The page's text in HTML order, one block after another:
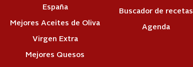
España
Mejores Aceites de Oliva
Virgen Extra
Mejores Quesos
Buscador de recetas
Agenda